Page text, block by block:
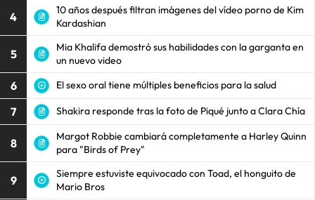
4
10 años después filtran imágenes del vídeo porno de Kim
Kardashian
5
Mia Khalifa demostró sus habilidades con la garganta en
un nuevo video
6 El sexo oral tiene múltiples beneficios para la salud
7 Shakira responde tras la foto de Piqué junto a Clara Chía
8
Margot Robbie cambiará completamente a Harley Quinn
para "Birds of Prey"
9
Siempre estuviste equivocado con Toad, el honguito de
Mario Bros